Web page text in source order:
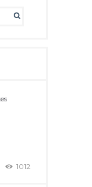
1012